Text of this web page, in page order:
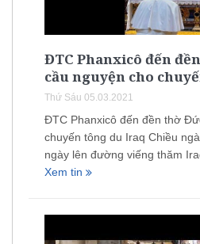
ĐTC Phanxicô đến
cầu nguyện cho
Thứ Sáu 05.03.2021
ĐTC Phanxicô đến đền thờ
chuyến tông du Iraq Chiều
ngày lên đường viếng thăm
Xem tin